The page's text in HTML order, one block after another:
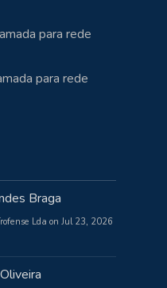
para rede
para rede
Braga
Lda on Jul 23, 2026